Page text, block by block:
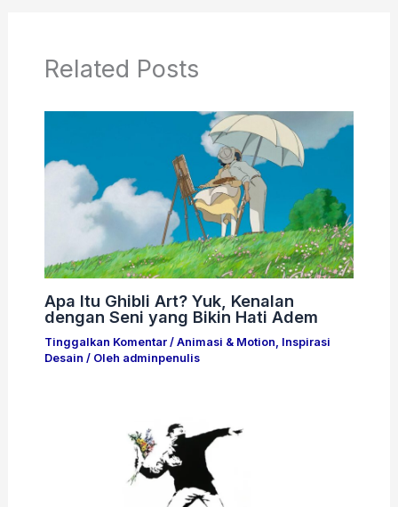
Related Posts
Apa Itu Ghibli Art? Yuk, Kenalan
dengan Seni yang Bikin Hati Adem
Tinggalkan Komentar / Animasi & Motion, Inspirasi
Desain / Oleh adminpenulis